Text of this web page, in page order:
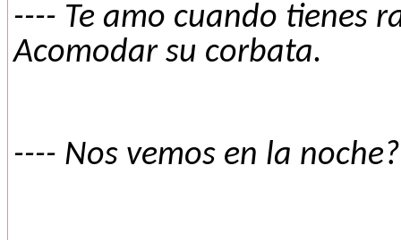
---- Te amo cuando tienes
Acomodar su corbata.
---- Nos vemos en la noche?